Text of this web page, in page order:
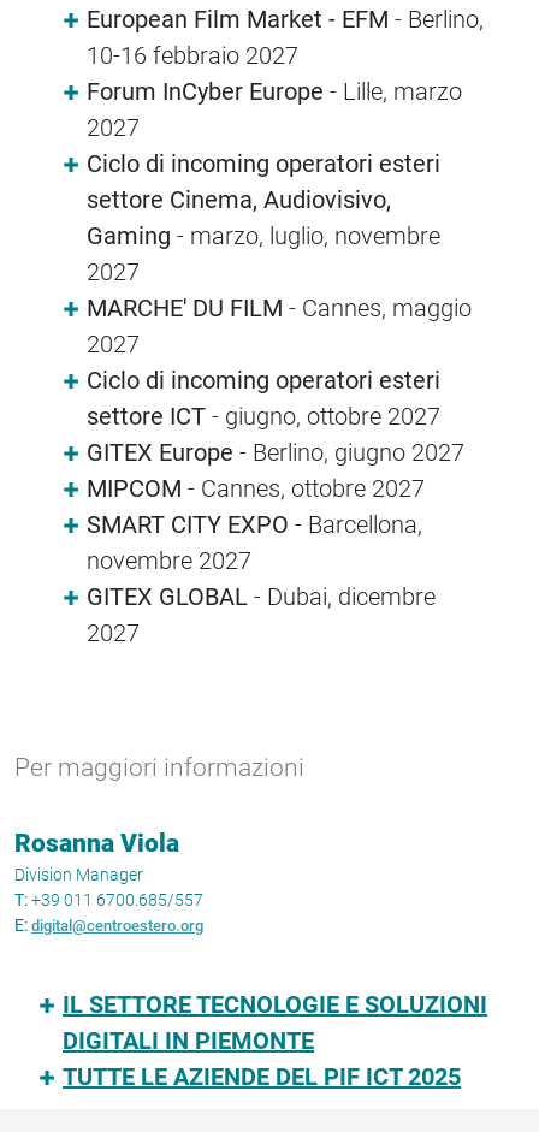
European Film Market - EFM - Berlino,
10-16 febbraio 2027
Forum InCyber Europe - Lille, marzo
2027
Ciclo di incoming operatori esteri
settore Cinema, Audiovisivo,
Gaming - marzo, luglio, novembre
2027
MARCHE' DU FILM - Cannes, maggio
2027
Ciclo di incoming operatori esteri
settore ICT - giugno, ottobre 2027
GITEX Europe - Berlino, giugno 2027
MIPCOM - Cannes, ottobre 2027
SMART CITY EXPO - Barcellona,
novembre 2027
GITEX GLOBAL - Dubai, dicembre
2027
Per maggiori informazioni
Rosanna Viola
Division Manager
T:+39 011 6700.685/557
E: digital@centroestero.org
IL SETTORE TECNOLOGIE E SOLUZIONI
DIGITALI IN PIEMONTE
TUTTE LE AZIENDE DEL PIF ICT 2025